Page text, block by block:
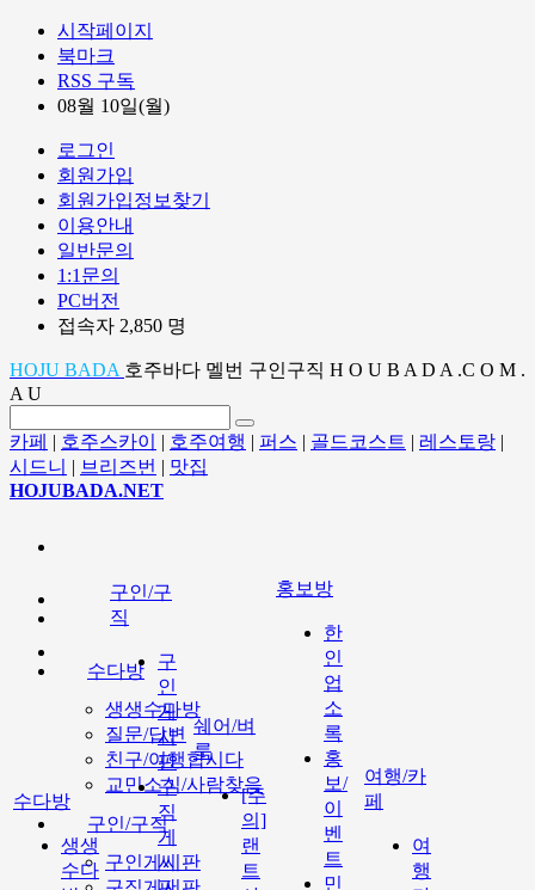
시작페이지
북마크
RSS 구독
08월 10일(월)
로그인
회원가입
회원가입정보찾기
이용안내
일반문의
1:1문의
PC버전
접속자 2,850 명
HOJU BADA 호주바다 멜번 구인구직 H O U B A D A .C O M .
A U
카페 | 호주스카이 | 호주여행 | 퍼스 | 골드코스트 | 레스토랑 |
시드니 | 브리즈번 | 맛집
HOJUBADA.NET
수다방
생생수다방
질문/답변
친구/여행합시다
교민소식/사람찾음
구인/구직
구인게시판
수다방
생생
수다
구인/구
직
구
인
게
시
판
구
직
게
시
쉐어/벼
룩
[주
의]
랜
트
홍보방
한
인
업
소
록
홍
보/
이
벤
트
민
여행/카
페
여
행